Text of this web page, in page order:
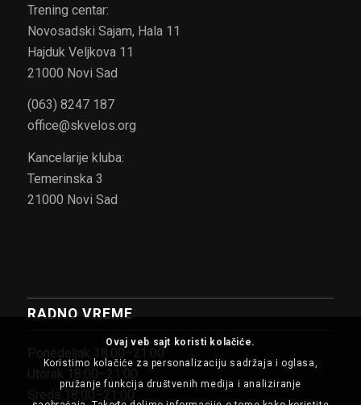
Trening centar:
Novosadski Sajam, Hala 11
Hajduk Veljkova 11
21000 Novi Sad
(063) 8247 187
office@skvelos.org
Kancelarije kluba:
Temerinska 3
21000 Novi Sad
RADNO VREME
Ovaj veb sajt koristi kolačiće.
Koristimo kolačiće za personalizaciju sadržaja i oglasa,
pružanje funkcija društvenih medija i analiziranje